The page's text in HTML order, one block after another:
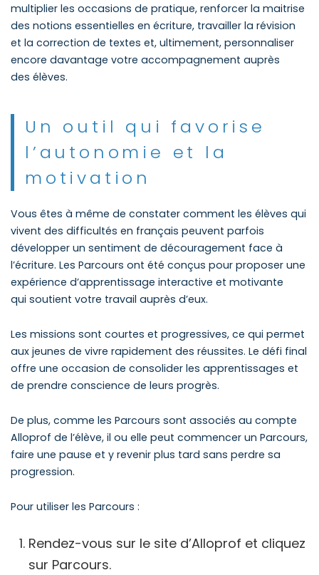
multiplier les occasions de pratique, renforcer la maitrise
des notions essentielles en écriture, travailler la révision
et la correction de textes et, ultimement, personnaliser
encore davantage votre accompagnement auprès
des élèves.
Un outil qui favorise
l’autonomie et la
motivation
Vous êtes à même de constater comment les élèves qui
vivent des difficultés en français peuvent parfois
développer un sentiment de découragement face à
l’écriture. Les Parcours ont été conçus pour proposer une
expérience d’apprentissage interactive et motivante
qui soutient votre travail auprès d’eux.
Les missions sont courtes et progressives, ce qui permet
aux jeunes de vivre rapidement des réussites. Le défi final
offre une occasion de consolider les apprentissages et
de prendre conscience de leurs progrès.
De plus, comme les Parcours sont associés au compte
Alloprof de l’élève, il ou elle peut commencer un Parcours,
faire une pause et y revenir plus tard sans perdre sa
progression.
Pour utiliser les Parcours :
Rendez-vous sur le site d’Alloprof et cliquez
sur Parcours.